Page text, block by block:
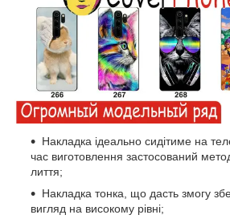
Накладка ідеально сидітиме на
час виготовлення застосований
лиття;
Накладка тонка, що дасть змогу
вигляд на високому рівні;